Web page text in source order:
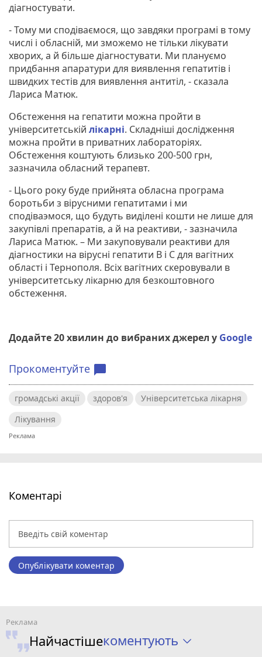
діагностувати.
- Тому ми сподіваємося, що завдяки програмі в тому
числі і обласній, ми зможемо не тільки лікувати
хворих, а й більше діагностувати. Ми плануємо
придбання апаратури для виявлення гепатитів і
швидких тестів для виявлення антитіл, - сказала
Лариса Матюк.
Обстеження на гепатити можна пройти в
університетській лікарні. Складніші дослідження
можна пройти в приватних лабораторіях.
Обстеження коштують близько 200-500 грн,
зазначила обласний терапевт.
- Цього року буде прийнята обласна програма
боротьби з вірусними гепатитами і ми
сподіваэмося, що будуть виділені кошти не лише для
закупівлі препаратів, а й на реактиви, - зазначила
Лариса Матюк. – Ми закуповували реактиви для
діагностики на вірусні гепатити В і С для вагітних
області і Тернополя. Всіх вагітних скеровували в
університетську лікарню для безкоштовного
обстеження.
Додайте 20 хвилин до вибраних джерел у Google
Прокоментуйте chat_bubble
громадські акції здоров'я
Університетська лікарня
Лікування
Коментарі
Опублікувати коментар
Найчастішекоментують